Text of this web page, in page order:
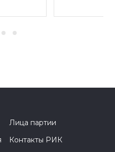
Лица партии
Контакты РИК